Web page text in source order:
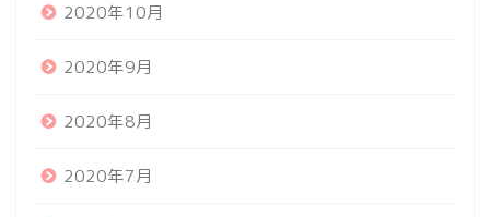
2020年10月
2020年9月
2020年8月
2020年7月